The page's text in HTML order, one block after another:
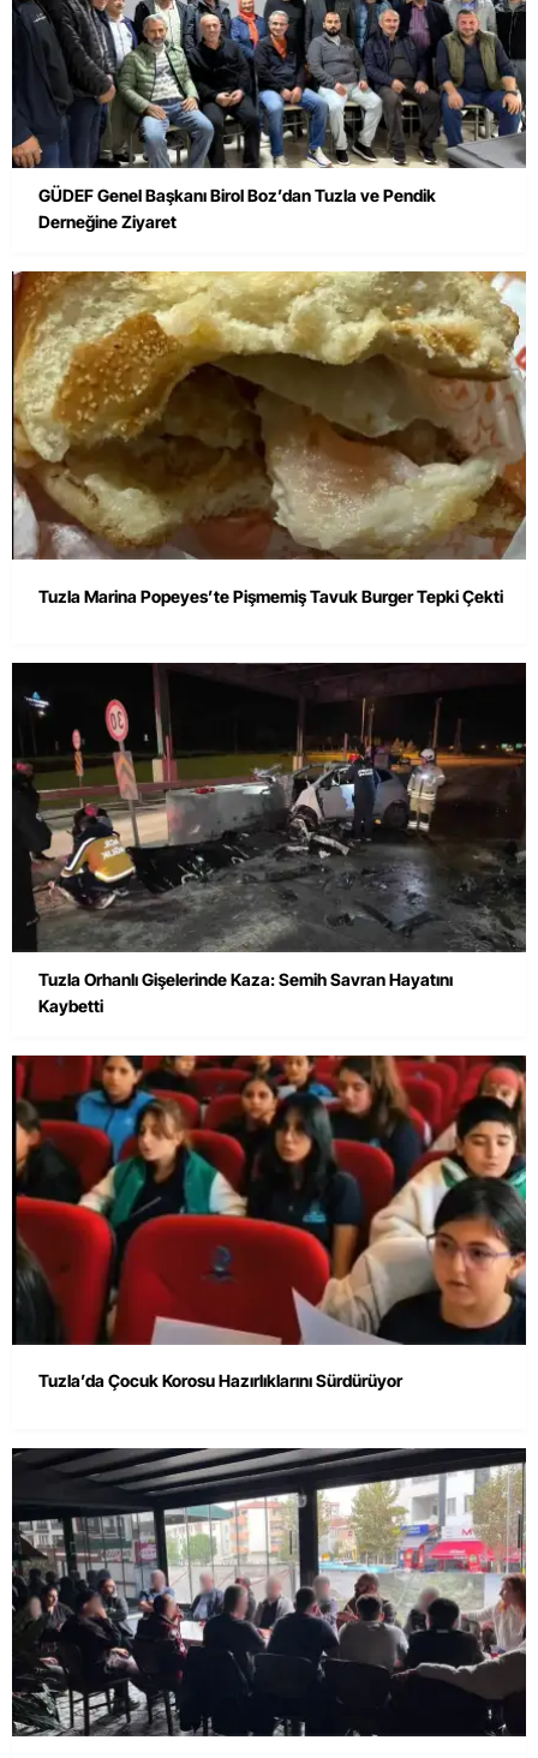
GÜDEF Genel Başkanı Birol Boz’dan Tuzla ve Pendik
Derneğine Ziyaret
Tuzla Marina Popeyes’te Pişmemiş Tavuk Burger Tepki Çekti
Tuzla Orhanlı Gişelerinde Kaza: Semih Savran Hayatını
Kaybetti
Tuzla’da Çocuk Korosu Hazırlıklarını Sürdürüyor